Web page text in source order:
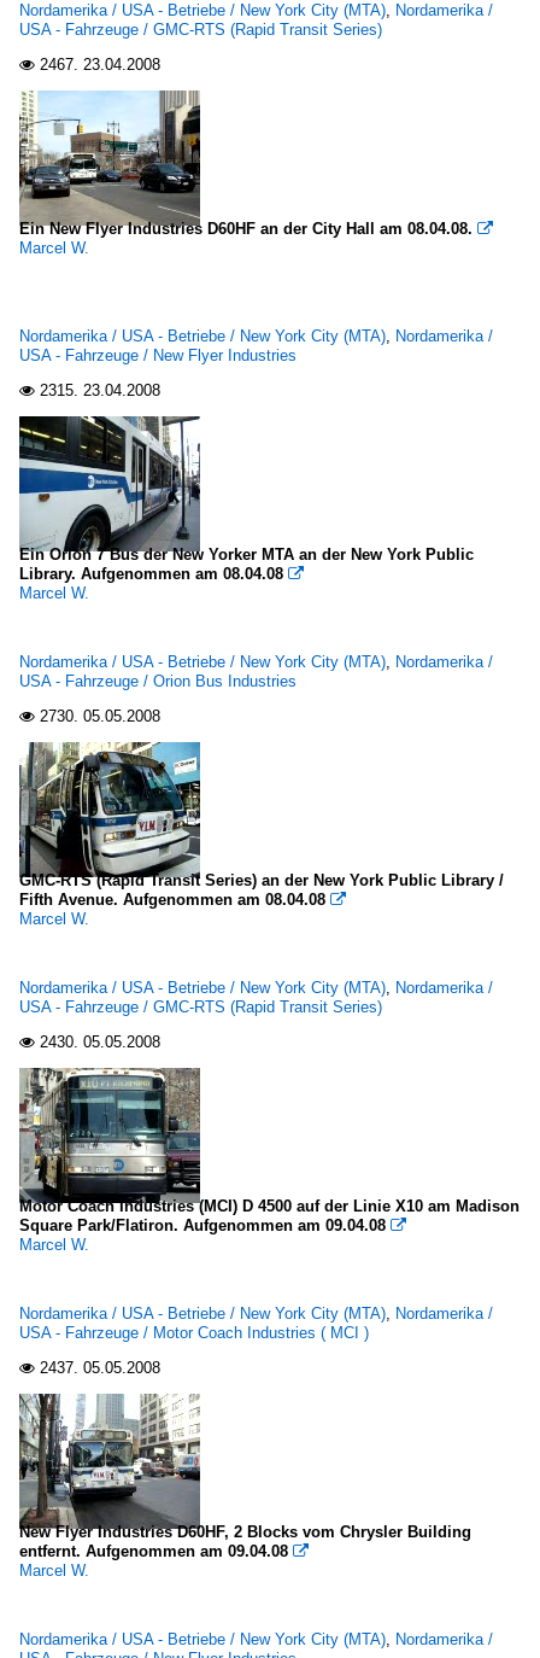
Nordamerika / USA - Betriebe / New York City (MTA), Nordamerika /
USA - Fahrzeuge / GMC-RTS (Rapid Transit Series)
 2467. 23.04.2008
Ein New Flyer Industries D60HF an der City Hall am 08.04.08. 
Marcel W.
Nordamerika / USA - Betriebe / New York City (MTA), Nordamerika /
USA - Fahrzeuge / New Flyer Industries
 2315. 23.04.2008
Ein Orion 7 Bus der New Yorker MTA an der New York Public
Library. Aufgenommen am 08.04.08 
Marcel W.
Nordamerika / USA - Betriebe / New York City (MTA), Nordamerika /
USA - Fahrzeuge / Orion Bus Industries
 2730. 05.05.2008
GMC-RTS (Rapid Transit Series) an der New York Public Library /
Fifth Avenue. Aufgenommen am 08.04.08 
Marcel W.
Nordamerika / USA - Betriebe / New York City (MTA), Nordamerika /
USA - Fahrzeuge / GMC-RTS (Rapid Transit Series)
 2430. 05.05.2008
Motor Coach Industries (MCI) D 4500 auf der Linie X10 am Madison
Square Park/Flatiron. Aufgenommen am 09.04.08 
Marcel W.
Nordamerika / USA - Betriebe / New York City (MTA), Nordamerika /
USA - Fahrzeuge / Motor Coach Industries ( MCI )
 2437. 05.05.2008
New Flyer Industries D60HF, 2 Blocks vom Chrysler Building
entfernt. Aufgenommen am 09.04.08 
Marcel W.
Nordamerika / USA - Betriebe / New York City (MTA), Nordamerika /